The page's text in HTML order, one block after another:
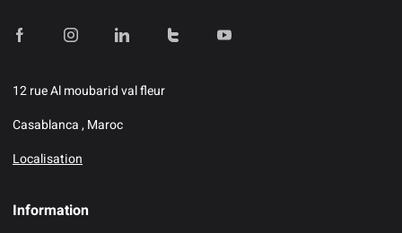
12 rue Al moubarid val fleur
Casablanca , Maroc
Localisation
Information